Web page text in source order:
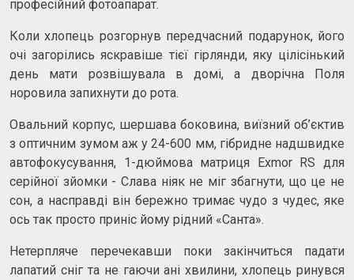
професійний фотоапарат.
Коли хлопець розгорнув передчасний подарунок, його
очі загорілись яскравіше тієї гірлянди, яку цілісінький
день мати розвішувала в домі, а дворічна Поля
норовила запихнути до рота.
Овальний корпус, шершава боковина, виїзний об’єктив
з оптичним зумом аж у 24-600 мм, гібридне надшвидке
автофокусування, 1-дюймова матриця Exmor RS для
серійної зйомки - Слава ніяк не міг збагнути, що це не
сон, а насправді він бережно тримає чудо з чудес, яке
ось так просто приніс йому рідний «Санта».
Нетерпляче перечекавши поки закінчиться падати
лапатий сніг та не гаючи ані хвилини, хлопець ринувся